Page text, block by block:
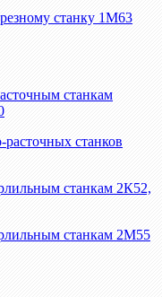
станку 1М63
станкам
расточных станков
станкам 2К52,
станкам 2М55